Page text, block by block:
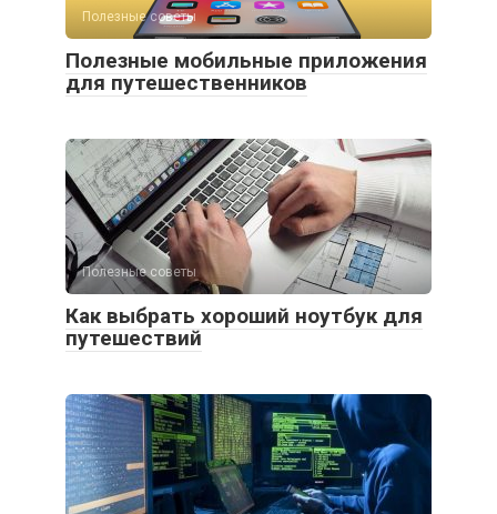
Полезные советы
Полезные мобильные приложения
для путешественников
Полезные советы
Как выбрать хороший ноутбук для
путешествий